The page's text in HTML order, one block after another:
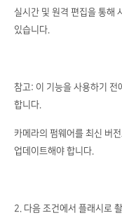
실시간 및 원격 편집을 통해
있습니다.
참고: 이 기능을 사용하기 전
합니다.
카메라의 펌웨어를 최신 버
업데이트해야 합니다.
2. 다음 조건에서 플래시로